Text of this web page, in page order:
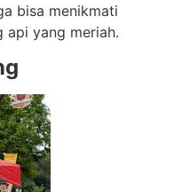
bisa menikmati
api yang meriah.